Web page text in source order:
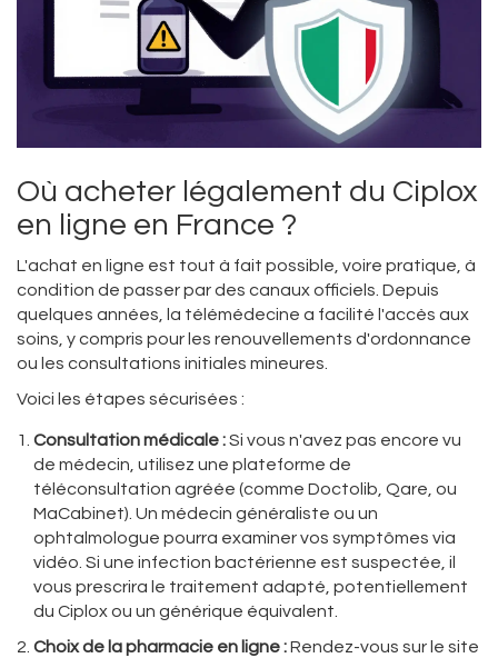
Où acheter légalement du Ciplox
en ligne en France ?
L'achat en ligne est tout à fait possible, voire pratique, à
condition de passer par des canaux officiels. Depuis
quelques années, la télémédecine a facilité l'accès aux
soins, y compris pour les renouvellements d'ordonnance
ou les consultations initiales mineures.
Voici les étapes sécurisées :
Consultation médicale :Si vous n'avez pas encore vu
de médecin, utilisez une plateforme de
téléconsultation agréée (comme Doctolib, Qare, ou
MaCabinet). Un médecin généraliste ou un
ophtalmologue pourra examiner vos symptômes via
vidéo. Si une infection bactérienne est suspectée, il
vous prescrira le traitement adapté, potentiellement
du Ciplox ou un générique équivalent.
Choix de la pharmacie en ligne :Rendez-vous sur le site